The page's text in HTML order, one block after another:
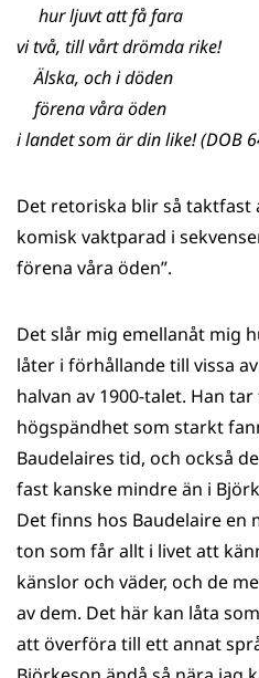
hur ljuvt att få fara
vi två, till vårt drömda rike!
Älska, och i döden
förena våra öden
i landet som är din like! (DOB
Det retoriska blir så taktfast
komisk vaktparad i
förena våra öden”.
Det slår mig emellanåt mig
låter i förhållande till vissa
halvan av 1900-talet. Han
högspändhet som starkt
Baudelaires tid, och också
fast kanske mindre än i
Det finns hos Baudelaire
ton som får allt i livet att
känslor och väder, och de
av dem. Det här kan låta
att överföra till ett annat